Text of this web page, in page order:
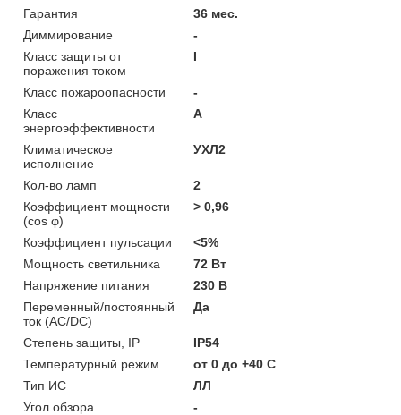
Гарантия
36 мес.
Диммирование
-
Класс защиты от
поражения током
I
Класс пожароопасности
-
Класс
энергоэффективности
A
Климатическое
исполнение
УХЛ2
Кол-во ламп
2
Коэффициент мощности
(cos φ)
> 0,96
Коэффициент пульсации
<5%
Мощность светильника
72 Вт
Напряжение питания
230 В
Переменный/постоянный
ток (AC/DC)
Да
Степень защиты, IP
IP54
Температурный режим
от 0 до +40 C
Тип ИС
ЛЛ
Угол обзора
-